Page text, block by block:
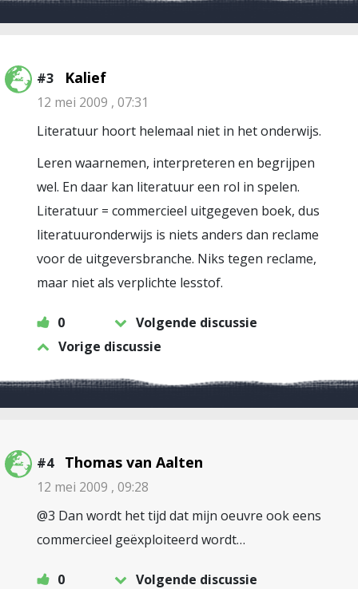
#3 Kalief
12 mei 2009 , 07:31
Literatuur hoort helemaal niet in het onderwijs.
Leren waarnemen, interpreteren en begrijpen
wel. En daar kan literatuur een rol in spelen.
Literatuur = commercieel uitgegeven boek, dus
literatuuronderwijs is niets anders dan reclame
voor de uitgeversbranche. Niks tegen reclame,
maar niet als verplichte lesstof.
0
Volgende discussie
Vorige discussie
#4 Thomas van Aalten
12 mei 2009 , 09:28
@3 Dan wordt het tijd dat mijn oeuvre ook eens
commercieel geëxploiteerd wordt…
0
Volgende discussie